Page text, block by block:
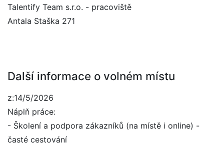
Talentify Team s.r.o. - pracoviště
Antala Staška 271
Další informace o volném místu
z:14/5/2026
Náplň práce:
- Školení a podpora zákazníků (na místě i online) -
časté cestování